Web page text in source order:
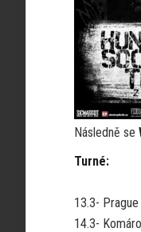
Následně se
Turné:
13.3-
14.3-